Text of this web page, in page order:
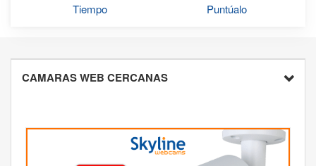
Tiempo Puntúalo
CAMARAS WEB CERCANAS